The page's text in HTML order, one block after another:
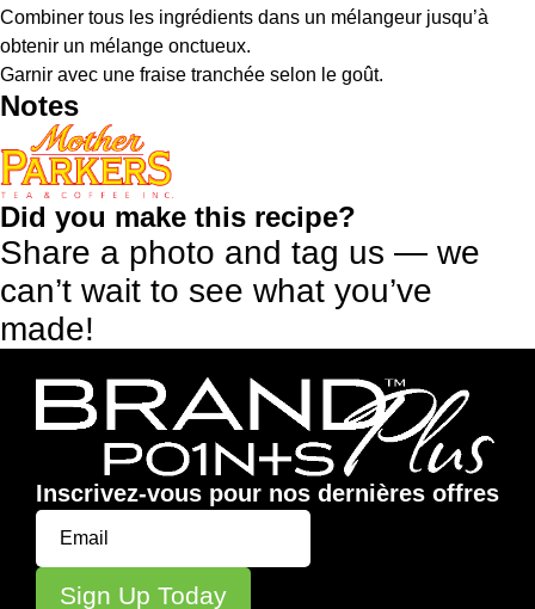
Combiner tous les ingrédients dans un mélangeur jusqu’à
obtenir un mélange onctueux.
Garnir avec une fraise tranchée selon le goût.
Notes
Did you make this recipe?
Share a photo and tag us — we
can’t wait to see what you’ve
made!
Inscrivez-vous pour nos dernières offres